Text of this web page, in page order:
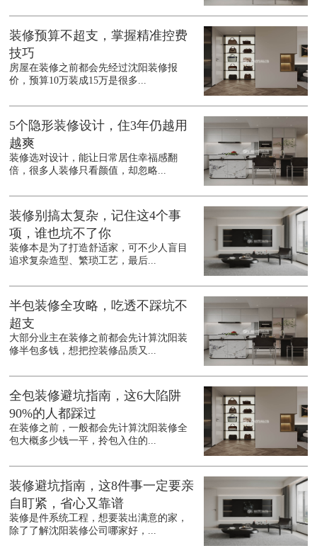
装修预算不超支，掌握精准控费
技巧
房屋在装修之前都会先经过沈阳装修报
价，预算10万装成15万是很多...
5个隐形装修设计，住3年仍越用
越爽
装修选对设计，能让日常居住幸福感翻
倍，很多人装修只看颜值，却忽略...
装修别搞太复杂，记住这4个事
项，谁也坑不了你
装修本是为了打造舒适家，可不少人盲目
追求复杂造型、繁琐工艺，最后...
半包装修全攻略，吃透不踩坑不
超支
大部分业主在装修之前都会先计算沈阳装
修半包多钱，想把控装修品质又...
全包装修避坑指南，这6大陷阱
90%的人都踩过
在装修之前，一般都会先计算沈阳装修全
包大概多少钱一平，拎包入住的...
装修避坑指南，这8件事一定要亲
自盯紧，省心又靠谱
装修是件系统工程，想要装出满意的家，
除了了解沈阳装修公司哪家好，...